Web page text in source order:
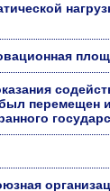
перемещен